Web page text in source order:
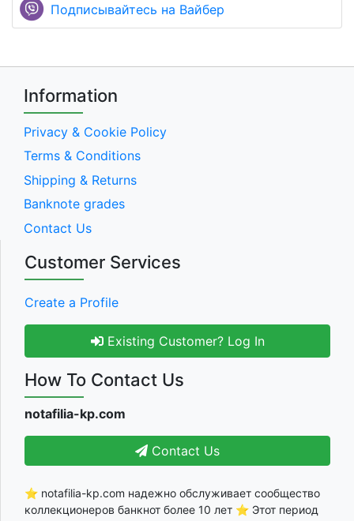
Подписывайтесь на Вайбер
Information
Privacy & Cookie Policy
Terms & Conditions
Shipping & Returns
Banknote grades
Contact Us
Customer Services
Create a Profile
Existing Customer? Log In
How To Contact Us
notafilia-kp.com
Contact Us
⭐ notafilia-kp.com надежно обслуживает сообщество
коллекционеров банкнот более 10 лет ⭐ Этот период